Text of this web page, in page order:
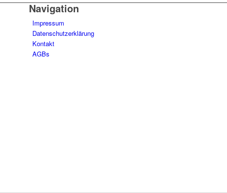
Navigation
Impressum
Datenschutzerklärung
Kontakt
AGBs